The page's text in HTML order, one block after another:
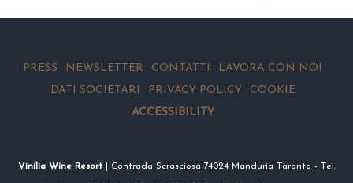
PRESS NEWSLETTER CONTATTI
LAVORA CON NOI
DATI SOCIETARI
PRIVACY POLICY
COOKIE
ACCESSIBILITY
Vinilia Wine Resort| Contrada Scrasciosa 74024 Manduria Taranto - Tel.